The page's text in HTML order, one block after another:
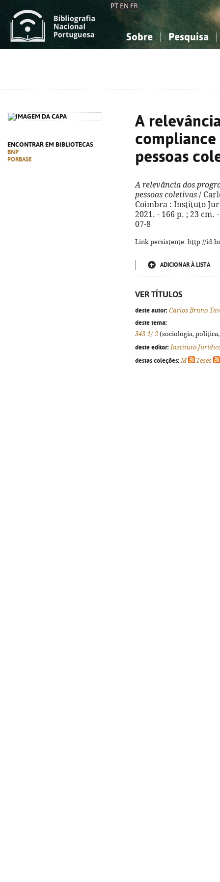
PT EN FR
Sobre Pesquisa
ENCONTRAR EM BIBLIOTECAS
BNP
PORBASE
A
compliance
pessoas
A relevância dos
pessoas coletivas /
Coimbra : Instituto
2021. - 166 p. ; 23 cm.
07-8
Link persistente: http://
ADICIONAR À LISTA
VER TÍTULOS
deste autor: Carlos Bruno
deste tema:
343.1/.2 (sociologia,
deste editor: Instituto
destas coleções: M Teses